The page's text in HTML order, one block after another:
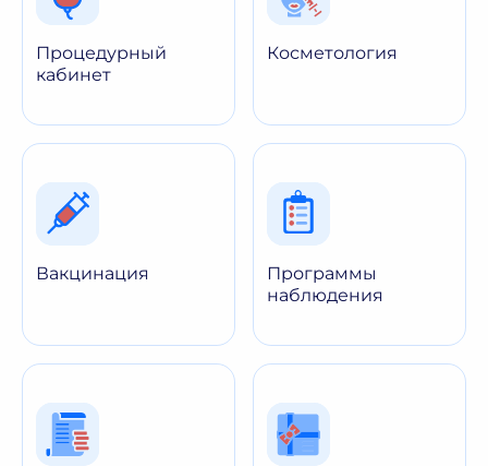
Процедурный
кабинет
Косметология
Вакцинация
Программы
наблюдения